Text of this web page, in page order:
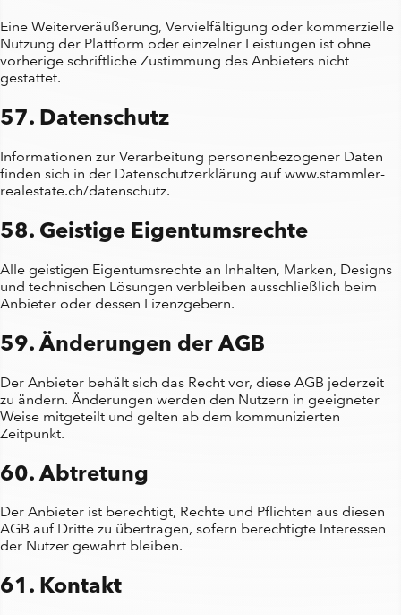
Eine Weiterveräußerung, Vervielfältigung oder kommerzielle
Nutzung der Plattform oder einzelner Leistungen ist ohne
vorherige schriftliche Zustimmung des Anbieters nicht
gestattet.
57. Datenschutz
Informationen zur Verarbeitung personenbezogener Daten
finden sich in der Datenschutzerklärung auf www.stammler-
realestate.ch/datenschutz.
58. Geistige Eigentumsrechte
Alle geistigen Eigentumsrechte an Inhalten, Marken, Designs
und technischen Lösungen verbleiben ausschließlich beim
Anbieter oder dessen Lizenzgebern.
59. Änderungen der AGB
Der Anbieter behält sich das Recht vor, diese AGB jederzeit
zu ändern. Änderungen werden den Nutzern in geeigneter
Weise mitgeteilt und gelten ab dem kommunizierten
Zeitpunkt.
60. Abtretung
Der Anbieter ist berechtigt, Rechte und Pflichten aus diesen
AGB auf Dritte zu übertragen, sofern berechtigte Interessen
der Nutzer gewahrt bleiben.
61. Kontakt